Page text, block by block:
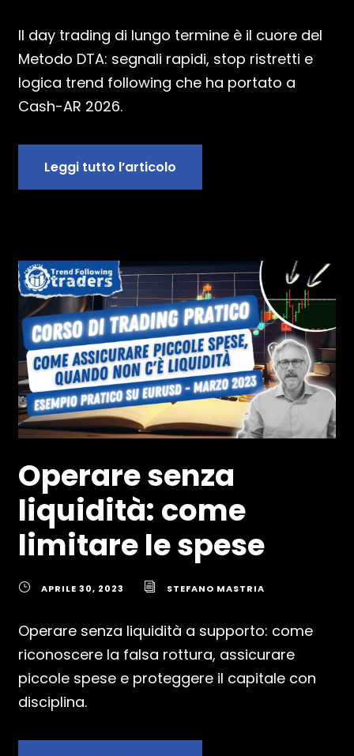
Il day trading di lungo termine è il cuore del
Metodo DTA: segnali rapidi, stop ristretti e
logica trend following che ha portato a
Cash-AR 2026.
Leggi tutto l’articolo
Operare senza
liquidità: come
limitare le spese
APRILE 30, 2023 STEFANO MASTRIA
Operare senza liquidità a supporto: come
riconoscere la falsa rottura, assicurare
piccole spese e proteggere il capitale con
disciplina.